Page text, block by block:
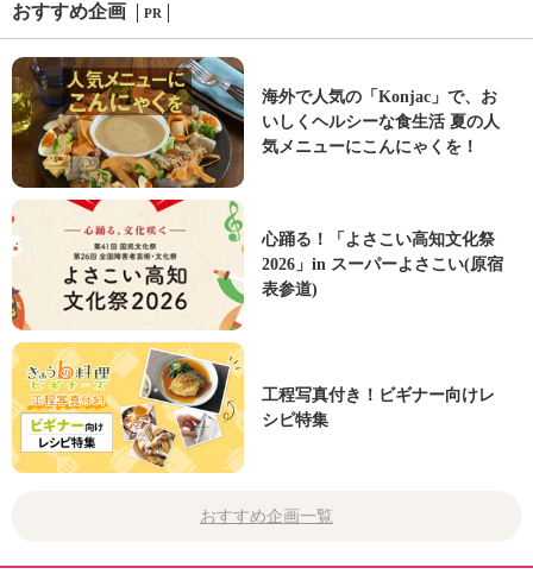
おすすめ企画 PR
海外で人気の「Konjac」で、お
いしくヘルシーな食生活 夏の人
気メニューにこんにゃくを！
心踊る！「よさこい高知文化祭
2026」in スーパーよさこい(原宿
表参道)
工程写真付き！ビギナー向けレ
シピ特集
おすすめ企画一覧